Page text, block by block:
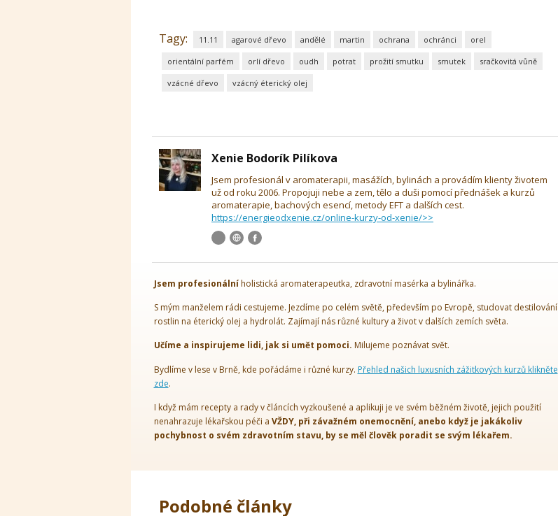
Tagy: 11.11 agarové dřevo andělé martin ochrana ochránci orel
orientální parfém orlí dřevo oudh potrat prožití smutku smutek sračkovitá vůně
vzácné dřevo vzácný éterický olej
Xenie Bodorík Pilíkova
Jsem profesionál v aromaterapii, masážích, bylinách a provádím klienty životem
už od roku 2006. Propojuji nebe a zem, tělo a duši pomocí přednášek a kurzů
aromaterapie, bachových esencí, metody EFT a dalších cest.
https://energieodxenie.cz/online-kurzy-od-xenie/>>
Jsem profesionálníholistická aromaterapeutka, zdravotní masérka a bylinářka.
S mým manželem rádi cestujeme. Jezdíme po celém světě, především po Evropě, studovat destilování
rostlin na éterický olej a hydrolát. Zajímají nás různé kultury a život v dalších zemích světa.
Učíme a inspirujeme lidi, jak si umět pomoci. Milujeme poznávat svět.
Bydlíme v lese v Brně, kde pořádáme i různé kurzy. Přehled našich luxusních zážitkových kurzů klikněte
zde.
I když mám recepty a rady v článcích vyzkoušené a aplikuji je ve svém běžném životě, jejich použití
nenahrazuje lékařskou péči a VŽDY, při závažném onemocnění, anebo když je jakákoliv
pochybnost o svém zdravotním stavu, by se měl člověk poradit se svým lékařem.
Podobné články